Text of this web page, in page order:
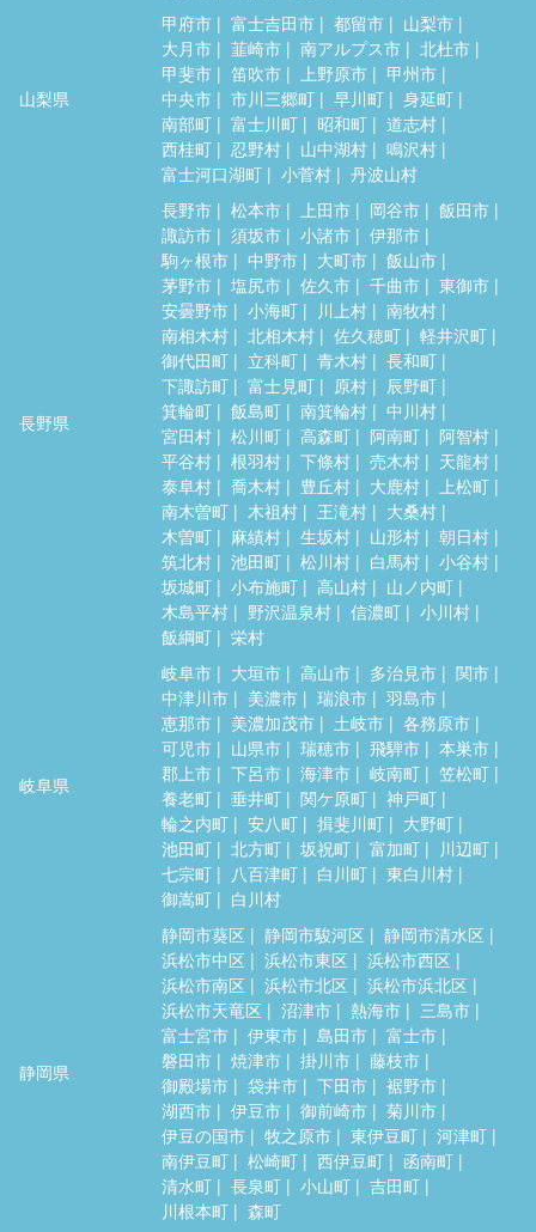
山梨県
甲府市 富士吉田市 都留市
山梨市
大月市
韮崎市 南アルプス市
北杜市
甲斐市
笛吹市 上野原市
甲州市
中央市
市川三郷町 早川町
身延町
南部町
富士川町 昭和町
道志村
西桂町
忍野村 山中湖村
鳴沢村
富士河口湖町
小菅村 丹波山村
長野県
長野市 松本市 上田市 岡谷市
飯田市
諏訪市
須坂市 小諸市
伊那市
駒ヶ根市
中野市 大町市
飯山市
茅野市
塩尻市 佐久市 千曲市
東御市
安曇野市
小海町 川上村
南牧村
南相木村
北相木村 佐久穂町
軽井沢町
御代田町
立科町 青木村
長和町
下諏訪町
富士見町 原村
辰野町
箕輪町
飯島町 南箕輪村
中川村
宮田村
松川町 高森町 阿南町
阿智村
平谷村
根羽村 下條村 売木村
天龍村
泰阜村
喬木村 豊丘村 大鹿村
上松町
南木曽町
木祖村 王滝村
大桑村
木曽町
麻績村 生坂村 山形村
朝日村
筑北村
池田町 松川村 白馬村
小谷村
坂城町
小布施町 高山村
山ノ内町
木島平村
野沢温泉村 信濃町
小川村
飯綱町
栄村
岐阜県
岐阜市 大垣市 高山市 多治見市
関市
中津川市
美濃市 瑞浪市
羽島市
恵那市
美濃加茂市 土岐市
各務原市
可児市
山県市 瑞穂市 飛騨市
本巣市
郡上市
下呂市 海津市 岐南町
笠松町
養老町
垂井町 関ケ原町
神戸町
輪之内町
安八町 揖斐川町
大野町
池田町
北方町 坂祝町 富加町
川辺町
七宗町
八百津町 白川町
東白川村
御嵩町
白川村
静岡県
静岡市葵区 静岡市駿河区
静岡市清水区
浜松市中区
浜松市東区
浜松市西区
浜松市南区
浜松市北区
浜松市浜北区
浜松市天竜区
沼津市 熱海市
三島市
富士宮市
伊東市 島田市
富士市
磐田市
焼津市 掛川市
藤枝市
御殿場市
袋井市 下田市
裾野市
湖西市
伊豆市 御前崎市
菊川市
伊豆の国市
牧之原市 東伊豆町
河津町
南伊豆町
松崎町 西伊豆町
函南町
清水町
長泉町 小山町
吉田町
川根本町
森町